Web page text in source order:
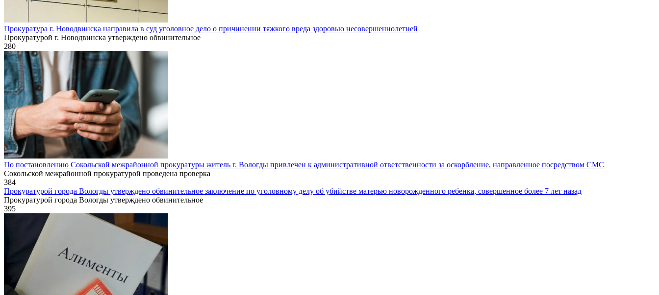
Прокуратура г. Новодвинска направила в суд уголовное дело о причинении тяжкого вреда здоровью несовершеннолетней
Прокуратурой г. Новодвинска утверждено обвинительное
280
По постановлению Сокольской межрайонной прокуратуры житель г. Вологды привлечен к административной ответственности за оскорбление, направленное посредством СМС
Сокольской межрайонной прокуратурой проведена проверка
384
Прокуратурой города Вологды утверждено обвинительное заключение по уголовному делу об убийстве матерью новорожденного ребенка, совершенное более 7 лет назад
Прокуратурой города Вологды утверждено обвинительное
395